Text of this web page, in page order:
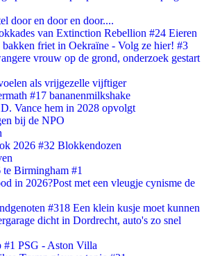
door en door en door....
van Extinction Rebellion #24 Eieren
friet in Oekraïne - Volg ze hier! #3
vrouw op de grond, onderzoek gestart
als vrijgezelle vijftiger
#17 bananenmilkshake
Vance hem in 2028 opvolgt
bij de NPO
2026 #32 Blokkendozen
Birmingham #1
in 2026?Post met een vleugje cynisme de
#318 Een klein kusje moet kunnen
dicht in Dordrecht, auto's zo snel
#1 PSG - Aston Villa